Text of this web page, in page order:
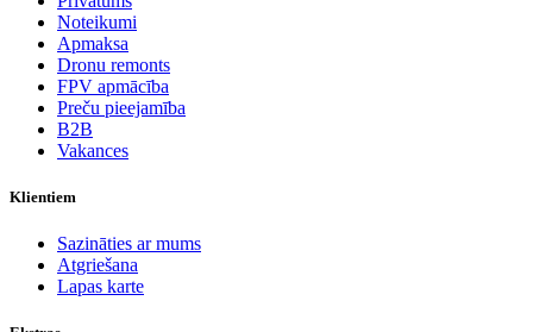
Noteikumi
Apmaksa
Dronu remonts
FPV apmācība
Preču pieejamība
B2B
Vakances
Klientiem
Sazināties ar mums
Atgriešana
Lapas karte